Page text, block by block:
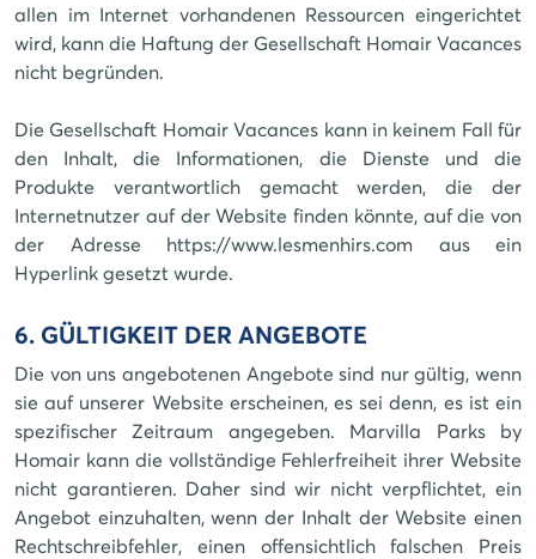
allen im Internet vorhandenen Ressourcen eingerichtet
wird, kann die Haftung der Gesellschaft Homair Vacances
nicht begründen.
Die Gesellschaft Homair Vacances kann in keinem Fall für
den Inhalt, die Informationen, die Dienste und die
Produkte verantwortlich gemacht werden, die der
Internetnutzer auf der Website finden könnte, auf die von
der Adresse https://www.lesmenhirs.com aus ein
Hyperlink gesetzt wurde.
6. GÜLTIGKEIT DER ANGEBOTE
Die von uns angebotenen Angebote sind nur gültig, wenn
sie auf unserer Website erscheinen, es sei denn, es ist ein
spezifischer Zeitraum angegeben. Marvilla Parks by
Homair kann die vollständige Fehlerfreiheit ihrer Website
nicht garantieren. Daher sind wir nicht verpflichtet, ein
Angebot einzuhalten, wenn der Inhalt der Website einen
Rechtschreibfehler, einen offensichtlich falschen Preis